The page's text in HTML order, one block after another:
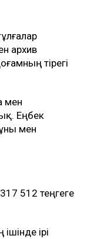
архив
тірегі
мен
Еңбек
мен
512 теңгеге
ірі